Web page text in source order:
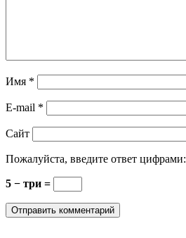
Имя *
E-mail *
Сайт
Пожалуйста, введите ответ цифрами:
5 − три =